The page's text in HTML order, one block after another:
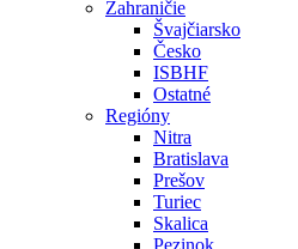
Zahraničie
Švajčiarsko
Česko
ISBHF
Ostatné
Regióny
Nitra
Bratislava
Prešov
Turiec
Skalica
Pezinok